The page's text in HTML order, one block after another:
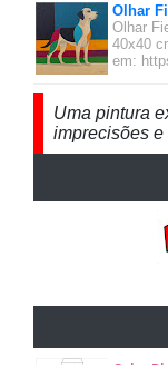
Olhar
Olhar
40x40
em:
Uma pintura
imprecisões